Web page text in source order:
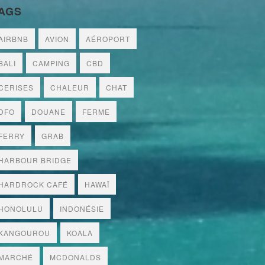
AVION AÉROPORT
CAMPING CBD
CHALEUR CHAT
DOUANE FERME
GRAB
BRIDGE
CAFÉ HAWAÏ
INDONÉSIE
KOALA
MCDONALDS